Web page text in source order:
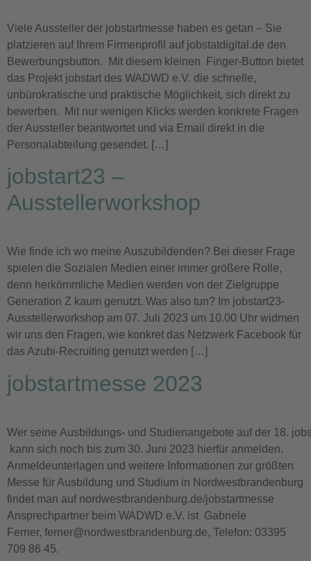
Viele Aussteller der jobstartmesse haben es getan – Sie
platzieren auf Ihrem Firmenprofil auf jobstatdigital.de den
Bewerbungsbutton. Mit diesem kleinen Finger-Button bietet
das Projekt jobstart des WADWD e.V. die schnelle,
unbürokratische und praktische Möglichkeit, sich direkt zu
bewerben. Mit nur wenigen Klicks werden konkrete Fragen
der Aussteller beantwortet und via Email direkt in die
Personalabteilung gesendet. […]
jobstart23 –
Ausstellerworkshop
Wie finde ich wo meine Auszubildenden? Bei dieser Frage
spielen die Sozialen Medien einer immer größere Rolle,
denn herkömmliche Medien werden von der Zielgruppe
Generation Z kaum genutzt. Was also tun? Im jobstart23-
Ausstellerworkshop am 07. Juli 2023 um 10.00 Uhr widmen
wir uns den Fragen, wie konkret das Netzwerk Facebook für
das Azubi-Recruiting genutzt werden […]
jobstartmesse 2023
Wer seine Ausbildungs- und Studienangebote auf der 18.
kann sich noch bis zum 30. Juni 2023 hierfür anmelden.
Anmeldeunterlagen und weitere Informationen zur größten
Messe für Ausbildung und Studium in Nordwestbrandenburg
findet man auf nordwestbrandenburg.de/jobstartmesse
Ansprechpartner beim WADWD e.V. ist Gabriele
Ferner, ferner@nordwestbrandenburg.de, Telefon: 03395
709 86 45.